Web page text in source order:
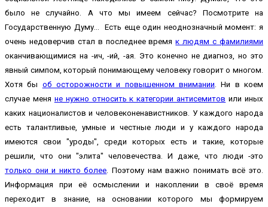
было не случайно. А что мы имеем сейчас? Посмотрите на
Государственную Думу... Есть еще один неоднозначный момент: я
очень недоверчив стал в последнее времяк людям с фамилиями
оканчивающимися на -ич, -ий, -ая. Это конечно не диагноз, но это
явный симпом, который понимающему человеку говорит о многом.
Хотя бы об осторожности и повышенном внимании. Ни в коем
случае меня не нужно относить к категории антисемитов или иных
каких националистов и человеконенавистников. У каждого народа
есть талантливые, умные и честные люди и у каждого народа
имеются свои "уроды", среди которых есть и такие, которые
решили, что они "элита" человечества. И даже, что люди -это
только они и никто более. Поэтому нам важно понимать всё это.
Информация при её осмыслении и накоплении в своё время
переходит в знание, на основании которого мы формируем